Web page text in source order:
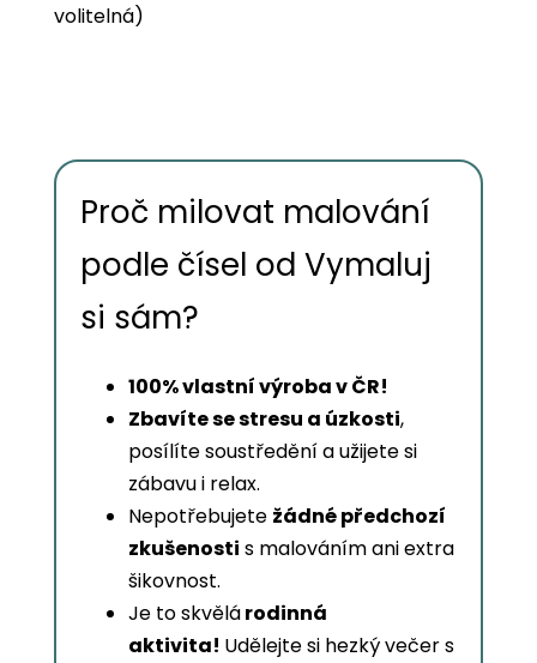
volitelná)
Proč milovat malování
podle čísel od Vymaluj
si sám?
100% vlastní výroba v ČR!
Zbavíte se stresu a úzkosti,
posílíte soustředění a užijete si
zábavu i relax.
Nepotřebujete žádné předchozí
zkušenosti s malováním ani extra
šikovnost.
Je to skvělárodinná
aktivita! Udělejte si hezký večer s